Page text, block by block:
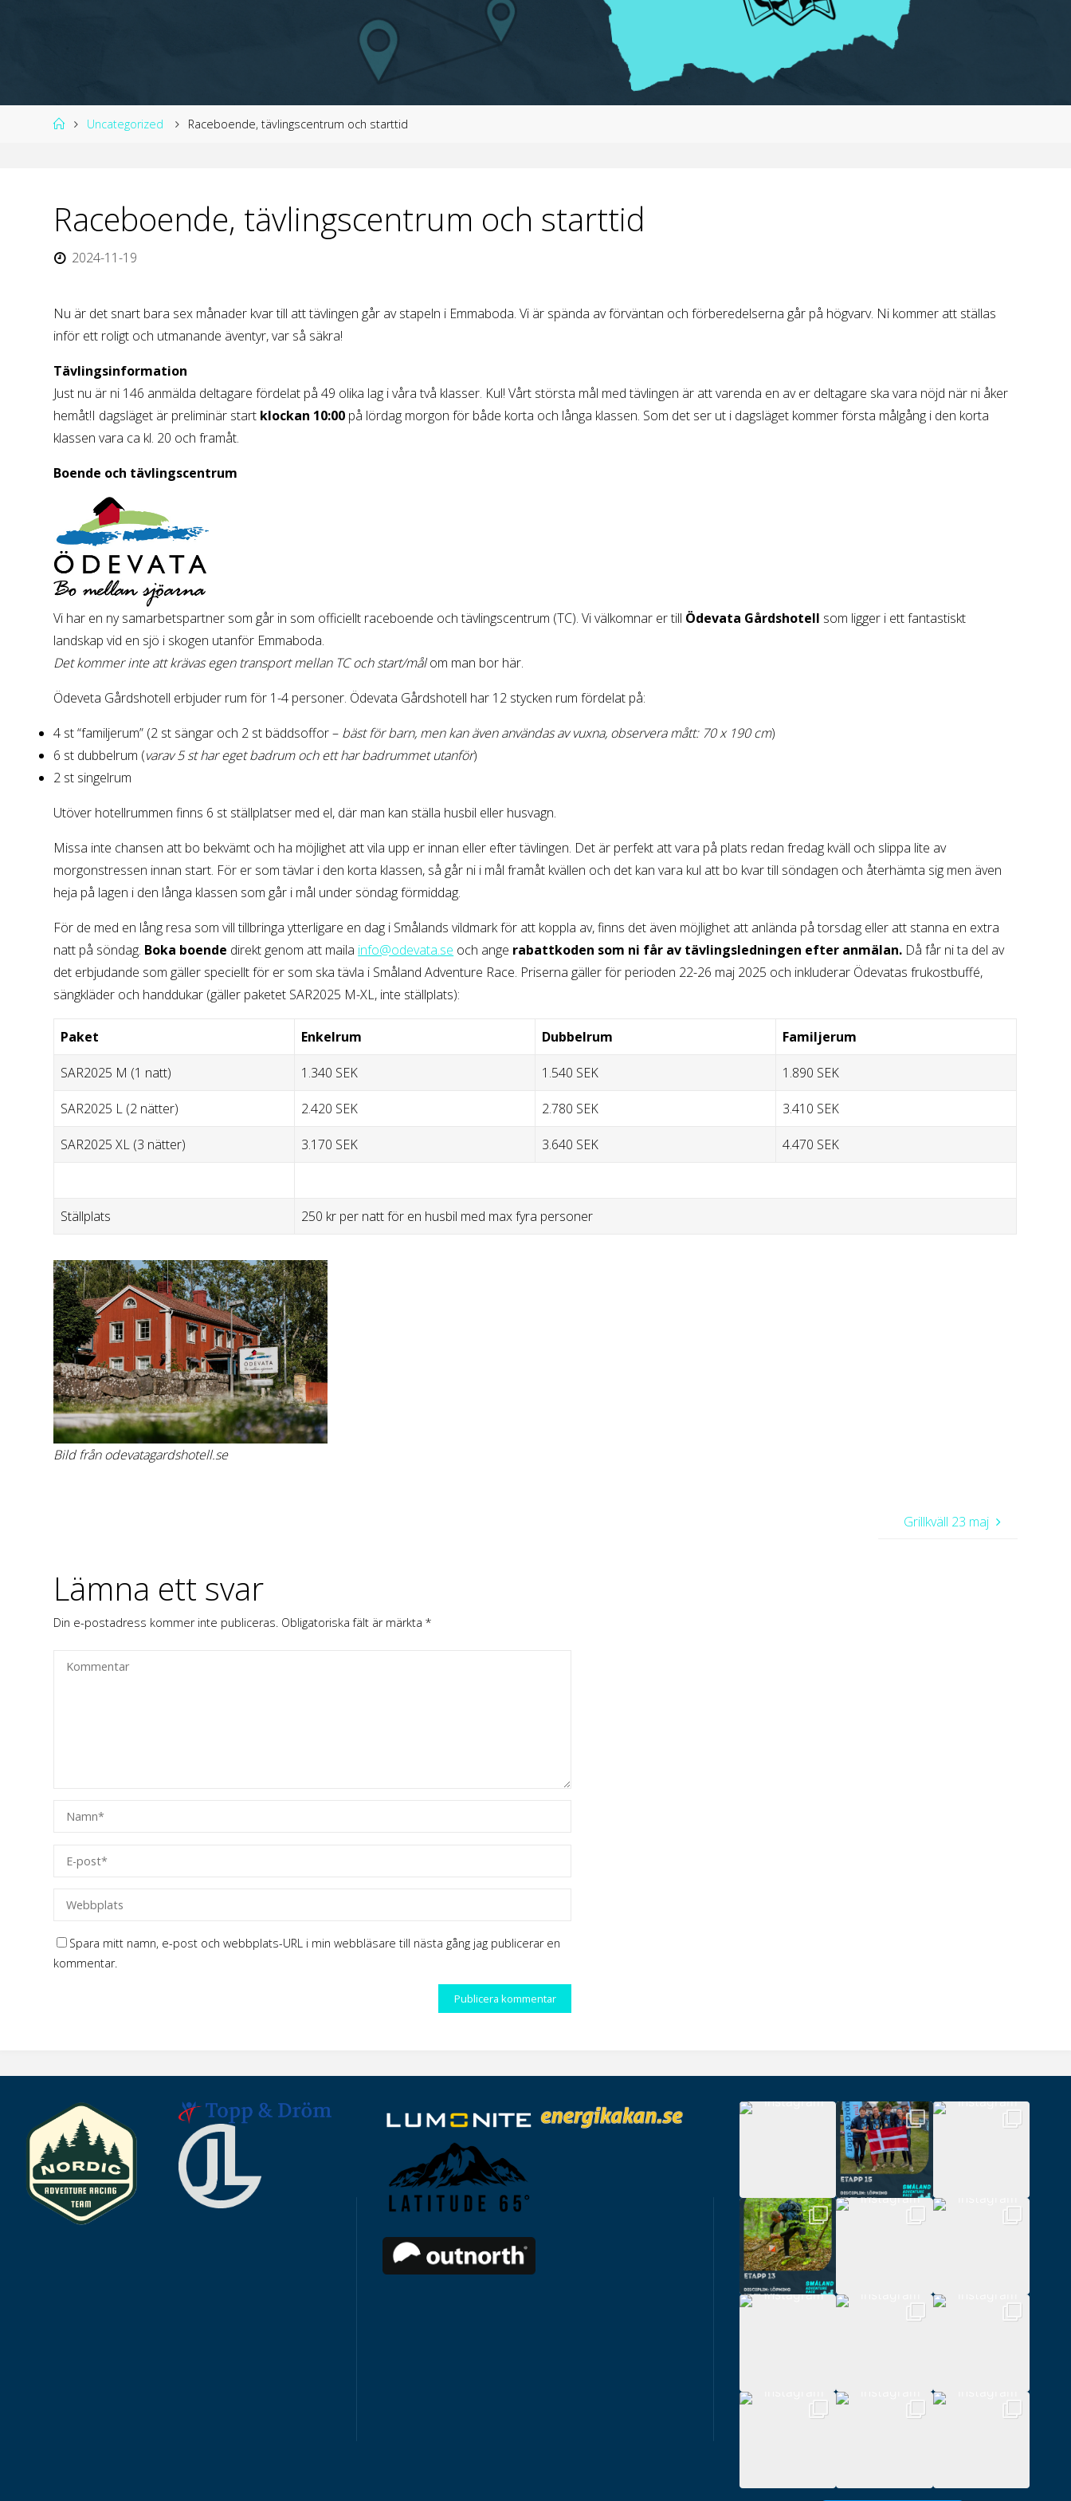
HemUncategorized Raceboende, tävlingscentrum och starttid
Raceboende, tävlingscentrum och starttid
2024-11-19
Nu är det snart bara sex månader kvar till att tävlingen går av stapeln i Emmaboda. Vi är spända av förväntan och förberedelserna går på högvarv. Ni kommer att ställas
inför ett roligt och utmanande äventyr, var så säkra!
Tävlingsinformation
Just nu är ni 146 anmälda deltagare fördelat på 49 olika lag i våra två klasser. Kul! Vårt största mål med tävlingen är att varenda en av er deltagare ska vara nöjd när ni åker
hemåt!I dagsläget är preliminär start klockan 10:00 på lördag morgon för både korta och långa klassen. Som det ser ut i dagsläget kommer första målgång i den korta
klassen vara ca kl. 20 och framåt.
Boende och tävlingscentrum
Vi har en ny samarbetspartner som går in som officiellt raceboende och tävlingscentrum (TC). Vi välkomnar er till Ödevata Gårdshotell som ligger i ett fantastiskt
landskap vid en sjö i skogen utanför Emmaboda.
Det kommer inte att krävas egen transport mellan TC och start/målom man bor här.
Ödeveta Gårdshotell erbjuder rum för 1-4 personer. Ödevata Gårdshotell har 12 stycken rum fördelat på:
4 st “familjerum” (2 st sängar och 2 st bäddsoffor – bäst för barn, men kan även användas av vuxna, observera mått: 70 x 190 cm)
6 st dubbelrum (varav 5 st har eget badrum och ett har badrummet utanför)
2 st singelrum
Utöver hotellrummen finns 6 st ställplatser med el, där man kan ställa husbil eller husvagn.
Missa inte chansen att bo bekvämt och ha möjlighet att vila upp er innan eller efter tävlingen. Det är perfekt att vara på plats redan fredag kväll och slippa lite av
morgonstressen innan start. För er som tävlar i den korta klassen, så går ni i mål framåt kvällen och det kan vara kul att bo kvar till söndagen och återhämta sig men även
heja på lagen i den långa klassen som går i mål under söndag förmiddag.
För de med en lång resa som vill tillbringa ytterligare en dag i Smålands vildmark för att koppla av, finns det även möjlighet att anlända på torsdag eller att stanna en extra
natt på söndag. Boka boende direkt genom att maila info@odevata.se och ange rabattkoden som ni får av tävlingsledningen efter anmälan. Då får ni ta del av
det erbjudande som gäller speciellt för er som ska tävla i Småland Adventure Race. Priserna gäller för perioden 22-26 maj 2025 och inkluderar Ödevatas frukostbuffé,
sängkläder och handdukar (gäller paketet SAR2025 M-XL, inte ställplats):
Paket Enkelrum Dubbelrum Familjerum
SAR2025 M (1 natt) 1.340 SEK 1.540 SEK 1.890 SEK
SAR2025 L (2 nätter) 2.420 SEK 2.780 SEK 3.410 SEK
SAR2025 XL (3 nätter) 3.170 SEK 3.640 SEK 4.470 SEK
Ställplats 250 kr per natt för en husbil med max fyra personer
Bild från odevatagardshotell.se
Grillkväll 23 maj
Lämna ett svar
Din e-postadress kommer inte publiceras. Obligatoriska fält är märkta*
Spara mitt namn, e-post och webbplats-URL i min webbläsare till nästa gång jag publicerar en
kommentar.